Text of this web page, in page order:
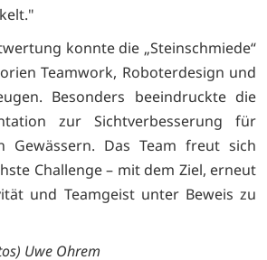
konnte die „Steinschmiede“
Teamwork, Roboterdesign und
Besonders beeindruckte die
zur Sichtverbesserung für
Gewässern. Das Team freut sich
Challenge – mit dem Ziel, erneut
und Teamgeist unter Beweis zu
Uwe Ohrem